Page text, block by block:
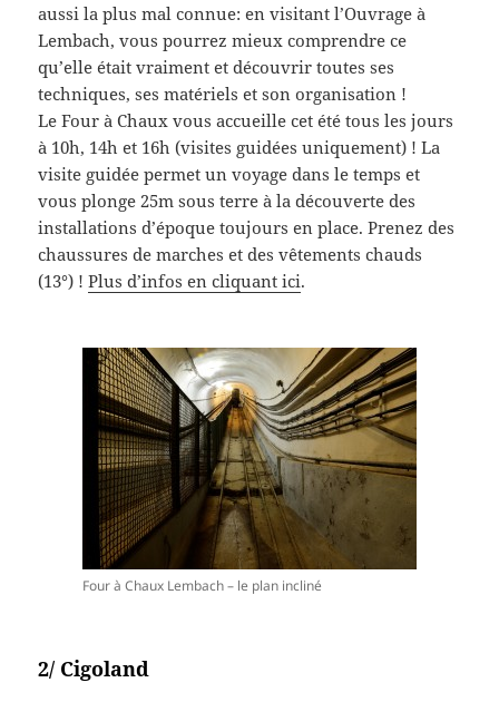
aussi la plus mal connue: en visitant l’Ouvrage à
Lembach, vous pourrez mieux comprendre ce
qu’elle était vraiment et découvrir toutes ses
techniques, ses matériels et son organisation !
Le Four à Chaux vous accueille cet été tous les jours
à 10h, 14h et 16h (visites guidées uniquement) ! La
visite guidée permet un voyage dans le temps et
vous plonge 25m sous terre à la découverte des
installations d’époque toujours en place. Prenez des
chaussures de marches et des vêtements chauds
(13°) !Plus d’infos en cliquant ici.
Four à Chaux Lembach – le plan incliné
2/ Cigoland